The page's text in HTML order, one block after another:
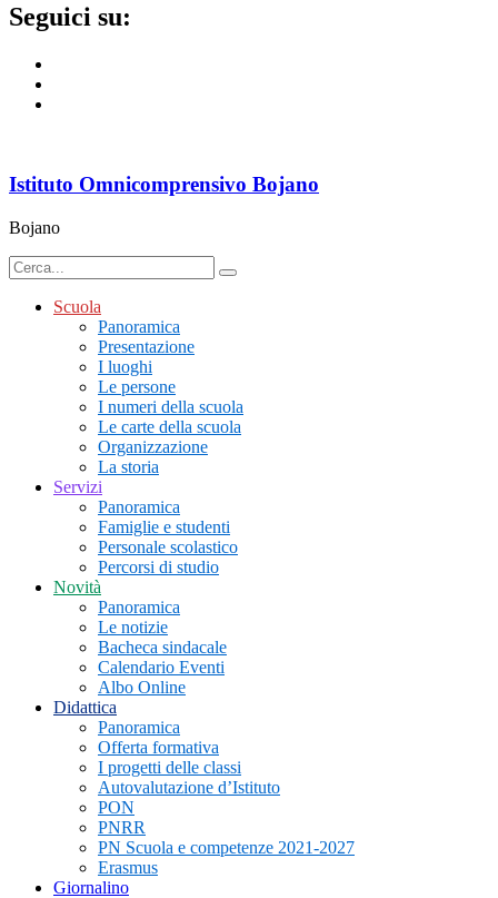
Seguici su:
Istituto Omnicomprensivo Bojano
Bojano
Scuola
Panoramica
Presentazione
I luoghi
Le persone
I numeri della scuola
Le carte della scuola
Organizzazione
La storia
Servizi
Panoramica
Famiglie e studenti
Personale scolastico
Percorsi di studio
Novità
Panoramica
Le notizie
Bacheca sindacale
Calendario Eventi
Albo Online
Didattica
Panoramica
Offerta formativa
I progetti delle classi
Autovalutazione d’Istituto
PON
PNRR
PN Scuola e competenze 2021-2027
Erasmus
Giornalino